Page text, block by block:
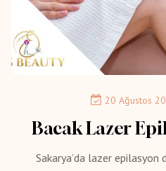
20 Ağustos
Bacak Lazer
Sakarya’da lazer